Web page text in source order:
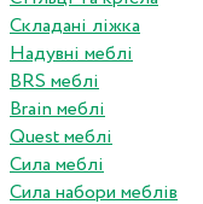
Складані ліжка
Надувні меблі
BRS меблі
Brain меблі
Quest меблі
Сила меблі
Сила набори меблів